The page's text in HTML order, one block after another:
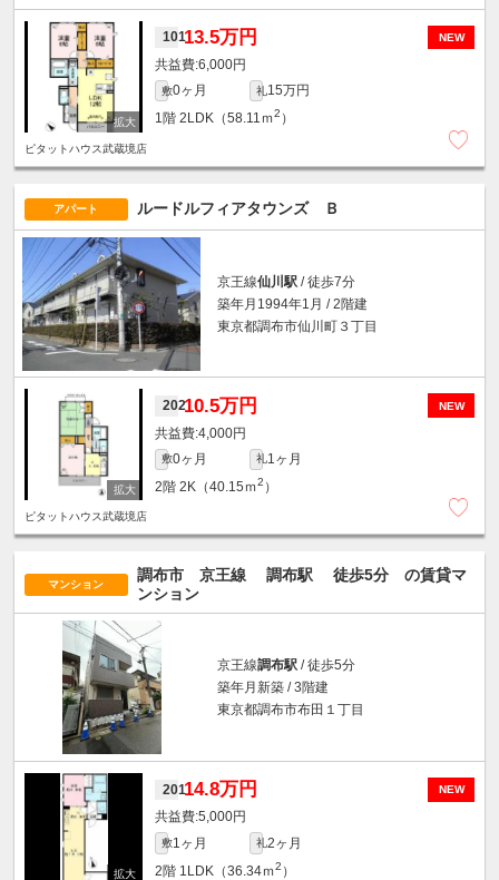
NEW
10113.5万円
6,000円
敷0ヶ月 礼15万円
1階 2LDK（58.11ｍ2 ）
ピタットハウス武蔵境店
アパート ルードルフィアタウンズ Ｂ
京王線仙川駅 / 徒歩7分
築年月1994年1月 / 2階建
東京都調布市仙川町３丁目
NEW
20210.5万円
4,000円
敷0ヶ月 礼1ヶ月
2階 2K（40.15ｍ2 ）
ピタットハウス武蔵境店
マンション
調布市 京王線 調布駅 徒歩5分 の賃貸マ
ンション
京王線調布駅 / 徒歩5分
築年月新築 / 3階建
東京都調布市布田１丁目
NEW
20114.8万円
5,000円
敷1ヶ月 礼2ヶ月
2階 1LDK（36.34ｍ2 ）